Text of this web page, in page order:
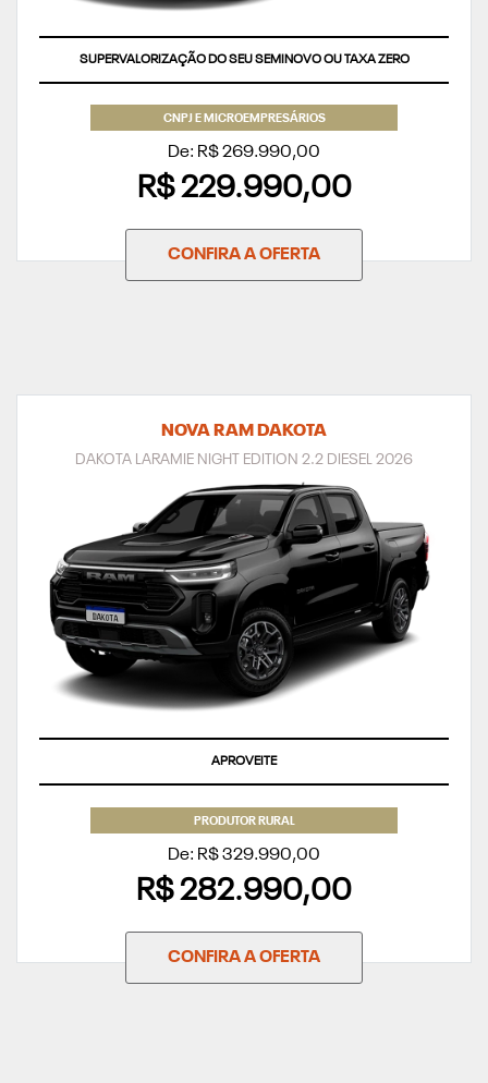
APROVEITE
CNPJ E MICROEMPRESÁRIOS
De: R$ 269.990,00
R$ 229.990,00
CONFIRA A OFERTA
NOVA RAM DAKOTA
DAKOTA LARAMIE NIGHT EDITION 2.2 DIESEL 2026
APROVEITE
PRODUTOR RURAL
De: R$ 329.990,00
R$ 282.990,00
CONFIRA A OFERTA